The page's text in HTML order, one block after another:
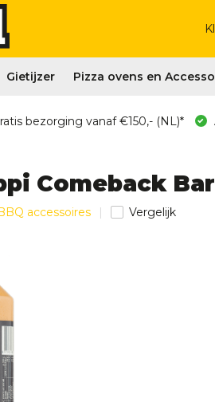
Gietijzer Pizza ovens en
bezorging vanaf €150,- (NL)*
Comeback
accessoires Vergelijk